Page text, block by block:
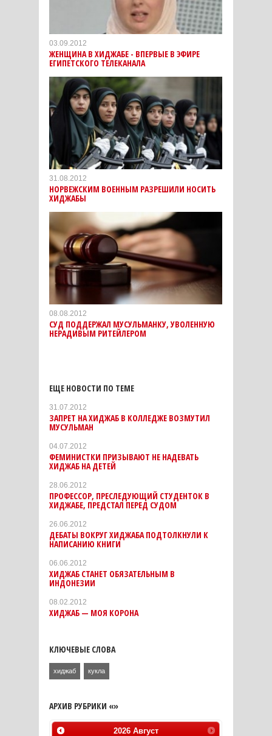
03.09.2012
ЖЕНЩИНА В ХИДЖАБЕ - ВПЕРВЫЕ В ЭФИРЕ
ЕГИПЕТСКОГО ТЕЛЕКАНАЛА
31.08.2012
НОРВЕЖСКИМ ВОЕННЫМ РАЗРЕШИЛИ НОСИТЬ
ХИДЖАБЫ
08.08.2012
СУД ПОДДЕРЖАЛ МУСУЛЬМАНКУ, УВОЛЕННУЮ
НЕРАДИВЫМ РИТЕЙЛЕРОМ
ЕЩЕ НОВОСТИ ПО ТЕМЕ
31.07.2012
ЗАПРЕТ НА ХИДЖАБ В КОЛЛЕДЖЕ ВОЗМУТИЛ
МУСУЛЬМАН
04.07.2012
ФЕМИНИСТКИ ПРИЗЫВАЮТ НЕ НАДЕВАТЬ
ХИДЖАБ НА ДЕТЕЙ
28.06.2012
ПРОФЕССОР, ПРЕСЛЕДУЮЩИЙ СТУДЕНТОК В
ХИДЖАБЕ, ПРЕДСТАЛ ПЕРЕД СУДОМ
26.06.2012
ДЕБАТЫ ВОКРУГ ХИДЖАБА ПОДТОЛКНУЛИ К
НАПИСАНИЮ КНИГИ
06.06.2012
ХИДЖАБ СТАНЕТ ОБЯЗАТЕЛЬНЫМ В
ИНДОНЕЗИИ
08.02.2012
ХИДЖАБ — МОЯ КОРОНА
КЛЮЧЕВЫЕ СЛОВА
хиджаб кукла
АРХИВ РУБРИКИ «»
2026 Август